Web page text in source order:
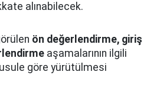
alınabilecek.
ön değerlendirme, giriş
aşamalarının ilgili
göre yürütülmesi